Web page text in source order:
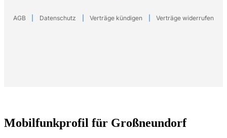
Mobilfunkprofil für Großneundorf